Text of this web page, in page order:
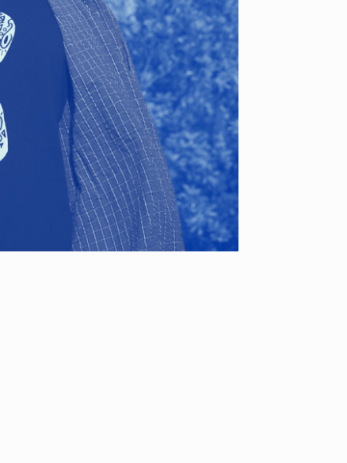
VOICE OF FREEDOM
AKIRA OZAWA / 尾澤 彰
2021.09.02